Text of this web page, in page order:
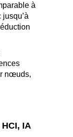
à
jusqu’à
nœuds,
IA